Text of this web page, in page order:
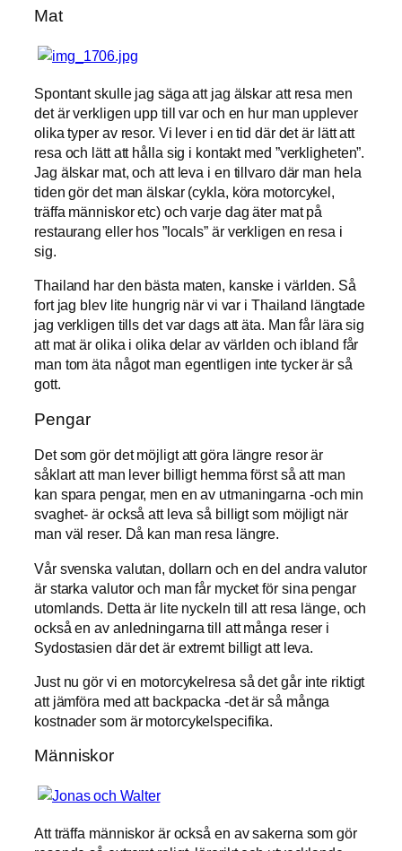
Mat
Spontant skulle jag säga att jag älskar att resa men
det är verkligen upp till var och en hur man upplever
olika typer av resor. Vi lever i en tid där det är lätt att
resa och lätt att hålla sig i kontakt med ”verkligheten”.
Jag älskar mat, och att leva i en tillvaro där man hela
tiden gör det man älskar (cykla, köra motorcykel,
träffa människor etc) och varje dag äter mat på
restaurang eller hos ”locals” är verkligen en resa i
sig.
Thailand har den bästa maten, kanske i världen. Så
fort jag blev lite hungrig när vi var i Thailand längtade
jag verkligen tills det var dags att äta. Man får lära sig
att mat är olika i olika delar av världen och ibland får
man tom äta något man egentligen inte tycker är så
gott.
Pengar
Det som gör det möjligt att göra längre resor är
såklart att man lever billigt hemma först så att man
kan spara pengar, men en av utmaningarna -och min
svaghet- är också att leva så billigt som möjligt när
man väl reser. Då kan man resa längre.
Vår svenska valutan, dollarn och en del andra valutor
är starka valutor och man får mycket för sina pengar
utomlands. Detta är lite nyckeln till att resa länge, och
också en av anledningarna till att många reser i
Sydostasien där det är extremt billigt att leva.
Just nu gör vi en motorcykelresa så det går inte riktigt
att jämföra med att backpacka -det är så många
kostnader som är motorcykelspecifika.
Människor
Att träffa människor är också en av sakerna som gör